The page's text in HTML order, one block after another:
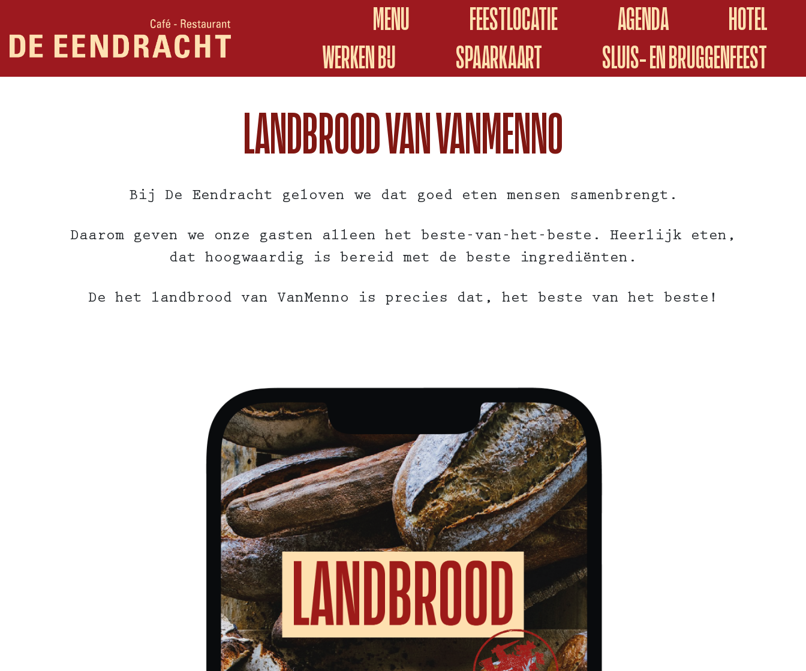
MENU FEESTLOCATIE AGENDA
HOTEL
WERKEN BIJ
SPAARKAART SLUIS- EN BRUGGENFEEST
LANDBROOD VAN VANMENNO
Bij De Eendracht geloven we dat goed eten mensen samenbrengt.
Daarom geven we onze gasten alleen het beste-van-het-beste. Heerlijk eten,
dat hoogwaardig is bereid met de beste ingrediënten.
De het landbrood van VanMenno is precies dat, het beste van het beste!